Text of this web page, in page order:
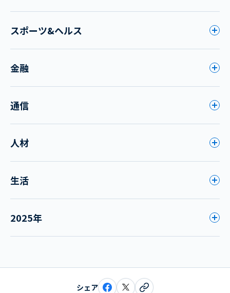
スポーツ&ヘルス
金融
通信
人材
生活
2025年
シェア